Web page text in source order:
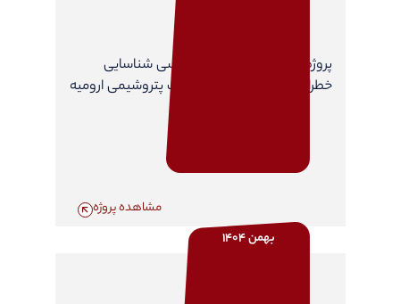
پروژه مطالعات مشاوره مهندسی شناسایی
خطرات شغلی - JHA، در شرکت پتروشیمی ارومیه
مشاهده پروژه
بهمن 1404